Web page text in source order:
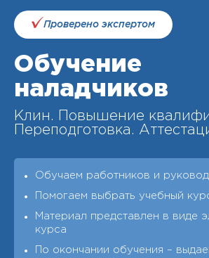
Проверено экспертом
Обучение
наладчиков
Клин. Повышение
Переподготовка.
Обучаем работников и
Помогаем выбрать учебный
Материал представлен в виде
курса
По окончании обучения –